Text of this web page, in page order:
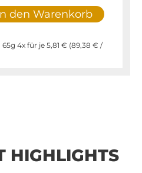
den Warenkorb
4x für je 5,81 € (89,38 € /
HIGHLIGHTS